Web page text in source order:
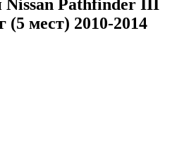
Nissan Pathfinder III
(5 мест) 2010-2014